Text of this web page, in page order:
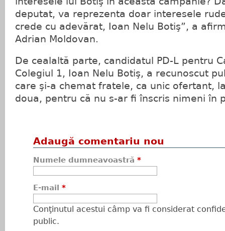
deputat, va reprezenta doar interesele
crede cu adevărat, Ioan Nelu Botiş”, a
Adrian Moldovan.
De cealaltă parte, candidatul PD-L pentru
Colegiul 1, Ioan Nelu Botiş, a recunoscut
care şi-a chemat fratele, ca unic ofertant,
doua, pentru că nu s-ar fi înscris nimeni în
Adaugă comentariu nou
Numele dumneavoastră *
E-mail *
Conţinutul acestui câmp va fi considerat
public.